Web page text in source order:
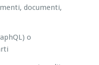
documenti,
o